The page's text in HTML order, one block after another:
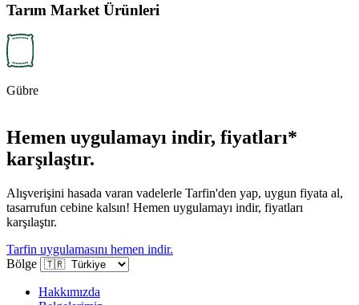
Tarım Market Ürünleri
Gübre
Hemen uygulamayı indir, fiyatları*
karşılaştır.
Alışverişini hasada varan vadelerle Tarfin'den yap, uygun fiyata al,
tasarrufun cebine kalsın! Hemen uygulamayı indir, fiyatları
karşılaştır.
Tarfin uygulamasını hemen indir.
Bölge
Hakkımızda